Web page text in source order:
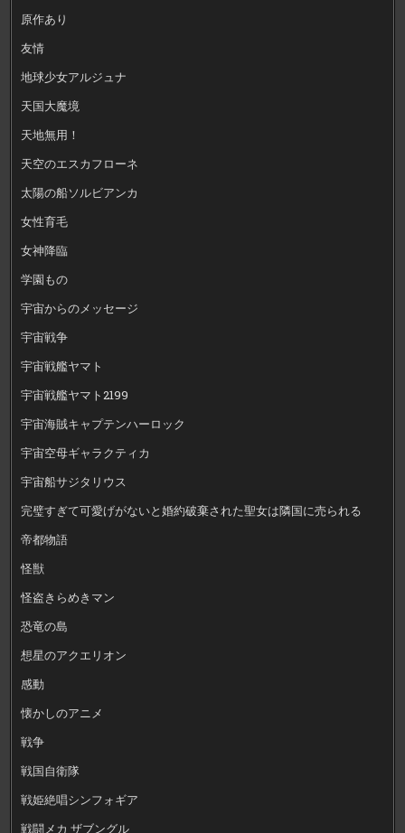
原作あり
友情
地球少女アルジュナ
天国大魔境
天地無用！
天空のエスカフローネ
太陽の船ソルビアンカ
女性育毛
女神降臨
学園もの
宇宙からのメッセージ
宇宙戦争
宇宙戦艦ヤマト
宇宙戦艦ヤマト2199
宇宙海賊キャプテンハーロック
宇宙空母ギャラクティカ
宇宙船サジタリウス
完璧すぎて可愛げがないと婚約破棄された聖女は隣国に売られる
帝都物語
怪獣
怪盗きらめきマン
恐竜の島
想星のアクエリオン
感動
懐かしのアニメ
戦争
戦国自衛隊
戦姫絶唱シンフォギア
戦闘メカ ザブングル